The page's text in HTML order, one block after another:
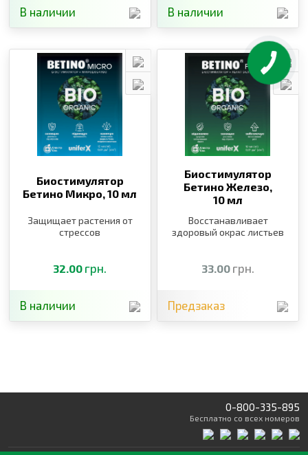
В наличии В наличии
Биостимулятор
Бетино Микро,10 мл
Защищает растения от
стрессов
32.00 грн.
В наличии
Биостимулятор
Бетино Железо,
10 мл
Восстанавливает
здоровый окрас листьев
33.00 грн.
Предзаказ
0-800-335-895
Бесплатно со всех номеров